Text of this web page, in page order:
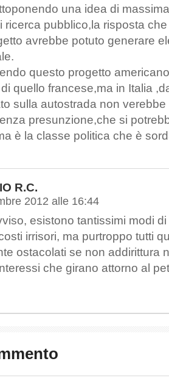
una idea di
ricerca pubblico,la risposta
avrebbe potuto generare
questo progetto
quello francese,ma in Italia
sulla autostrada non
presunzione,che si
è la classe politica che è
R.C.
2012 alle 16:44
esistono tantissimi modi
irrisori, ma purtroppo tutti
ostacolati se non addirittura
che girano attorno al